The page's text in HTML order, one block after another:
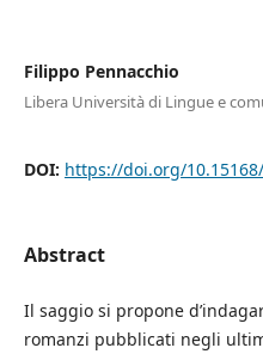
Filippo Pennacchio
Libera Università di Lingue e
DOI: https://doi.org/
Abstract
Il saggio si propone
romanzi pubblicati negli